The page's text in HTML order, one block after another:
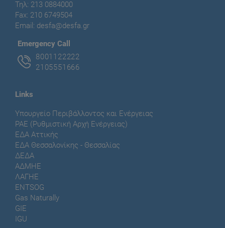
Τηλ: 213 0884000
Fax: 210 6749504
Email: desfa@desfa.gr
Εmergency Call
8001122222
2105551666
Links
Υπουργείο Περιβάλλοντος και Ενέργειας
ΡΑΕ (Ρυθμιστική Αρχή Ενέργειας)
ΕΔΑ Αττικής
ΕΔΑ Θεσσαλονίκης - Θεσσαλίας
ΔΕΔΑ
ΑΔΜΗΕ
ΛΑΓΗΕ
ENTSOG
Gas Naturally
GIE
IGU